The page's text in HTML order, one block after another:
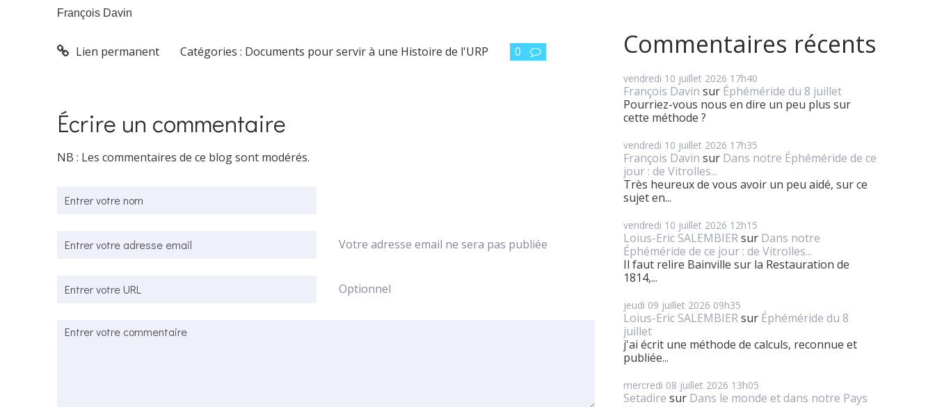
François Davin
Lien permanent Catégories : Documents pour servir à une Histoire de l'URP 0
Écrire un commentaire
NB : Les commentaires de ce blog sont modérés.
Votre adresse email ne sera pas publiée
Optionnel
Commentaires récents
vendredi 10 juillet 2026 17h40
François Davin sur Éphéméride du 8 juillet
Pourriez-vous nous en dire un peu plus sur
cette méthode ?
vendredi 10 juillet 2026 17h35
François Davin sur Dans notre Éphéméride de ce
jour : de Vitrolles...
Très heureux de vous avoir un peu aidé, sur ce
sujet en...
vendredi 10 juillet 2026 12h15
Loius-Eric SALEMBIERsur Dans notre
Éphéméride de ce jour : de Vitrolles...
Il faut relire Bainville sur la Restauration de
1814,...
jeudi 09 juillet 2026 09h35
Loius-Eric SALEMBIERsur Éphéméride du 8
juillet
j'ai écrit une méthode de calculs, reconnue et
publiée...
mercredi 08 juillet 2026 13h05
Setadire sur Dans le monde et dans notre Pays